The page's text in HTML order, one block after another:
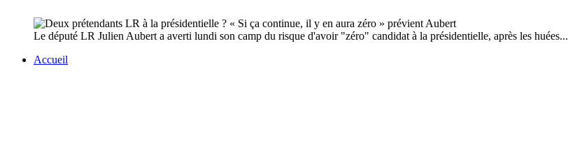
Le député LR Julien Aubert a averti lundi son camp du risque d'avoir "zéro" candidat à la présidentielle, après les huées...
Accueil